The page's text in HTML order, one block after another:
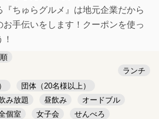
ちゅらグルメ』は地元企業だから
手伝いをします！クーポンを使っ
ランチ
団体（20名様以上）
み放題 昼飲み
オードブル
個室 女子会
せんべろ